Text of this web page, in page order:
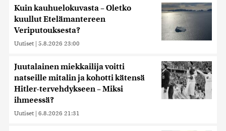
Kuin kauhuelokuvasta – Oletko
kuullut Etelämantereen
Veriputouksesta?
Uutiset | 5.8.2026 23:00
Juutalainen miekkailija voitti
natseille mitalin ja kohotti kätensä
Hitler-tervehdykseen – Miksi
ihmeessä?
Uutiset | 6.8.2026 21:31